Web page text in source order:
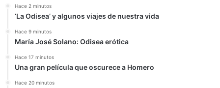
Hace 2 minutos
‘La Odisea’ y algunos viajes de nuestra vida
Hace 9 minutos
María José Solano: Odisea erótica
Hace 17 minutos
Una gran película que oscurece a Homero
Hace 20 minutos